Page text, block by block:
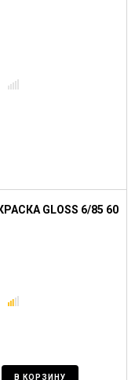
GLOSS 6/85 60
В КОРЗИНУ